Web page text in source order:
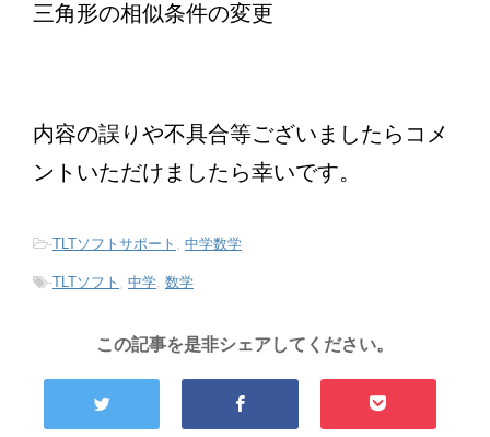
三角形の相似条件の変更
内容の誤りや不具合等ございましたらコメ
ントいただけましたら幸いです。
-TLTソフトサポート , 中学数学
-TLTソフト , 中学, 数学
この記事を是非シェアしてください。